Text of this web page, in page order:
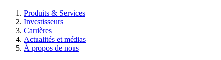
Produits & Services
Investisseurs
Carrières
Actualités et médias
À propos de nous